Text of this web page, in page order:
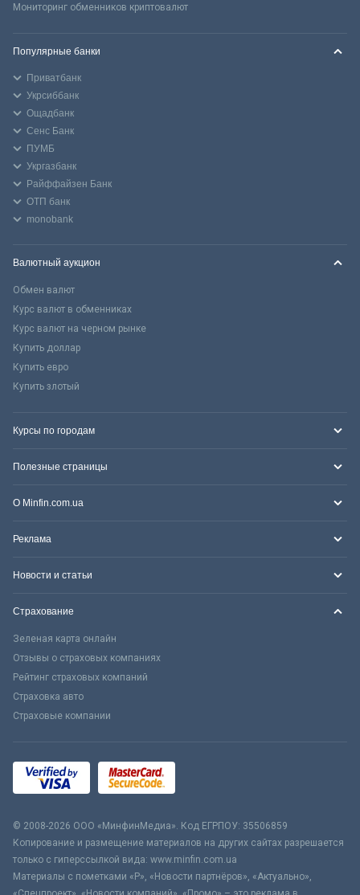
Мониторинг обменников криптовалют
Популярные банки
Приватбанк
Укрсиббанк
Ощадбанк
Сенс Банк
ПУМБ
Укргазбанк
Райффайзен Банк
ОТП банк
monobank
Валютный аукцион
Обмен валют
Курс валют в обменниках
Курс валют на черном рынке
Купить доллар
Купить евро
Купить злотый
Курсы по городам
Полезные страницы
О Minfin.com.ua
Реклама
Новости и статьи
Страхование
Зеленая карта онлайн
Отзывы о страховых компаниях
Рейтинг страховых компаний
Страховка авто
Страховые компании
© 2008-2026 ООО «МинфинМедиа». Код ЕГРПОУ: 35506859
Копирование и размещение материалов на других сайтах разрешается
только с гиперссылкой вида: www.minfin.com.ua
Материалы с пометками «Р», «Новости партнёров», «Актуально»,